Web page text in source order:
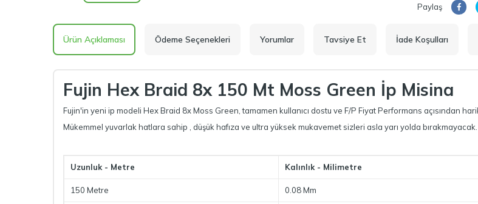
Paylaş
Ürün Açıklaması Ödeme Seçenekleri Yorumlar Tavsiye Et İade Koşulları
Fujin Hex Braid 8x 150 Mt Moss Green İp Misina
Fujin'in yeni ip modeli Hex Braid 8x Moss Green, tamamen kullanıcı dostu ve F/P Fiyat Performans açısından
Mükemmel yuvarlak hatlara sahip , düşük hafıza ve ultra yüksek mukavemet sizleri asla yarı yolda bırakmayacak.
Uzunluk - Metre Kalınlık - Milimetre
150 Metre 0.08 Mm